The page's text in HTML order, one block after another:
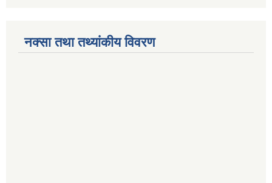
नक्सा तथा तथ्यांकीय विवरण